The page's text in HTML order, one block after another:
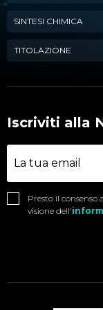
SINTESI CHIMICA
TITOLAZIONE
Iscriviti alla
Presto il
visione dell'